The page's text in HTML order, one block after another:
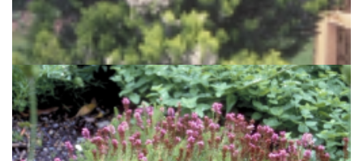
Boomheide
Erica arborea 'Alpina'